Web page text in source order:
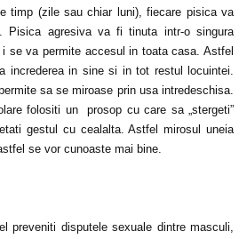
timp (zile sau chiar luni), fiecare pisica va
Pisica agresiva va fi tinuta intr-o singura
se va permite accesul in toata casa. Astfel
increderea in sine si in tot restul locuintei.
sa se miroase prin usa intredeschisa.
folositi un prosop cu care sa „stergeti”
gestul cu cealalta. Astfel mirosul uneia
se vor cunoaste mai bine.
preveniti disputele sexuale dintre masculi,